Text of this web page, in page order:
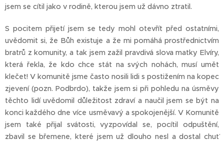
jsem se cítil jako v rodině, kterou jsem už dávno ztratil.
S pocitem přijetí jsem se tedy mohl otevřít před ostatními,
uvědomit si, že Bůh existuje a že mi pomáhá prostřednictvím
bratrů z komunity, a tak jsem zažil pravdivá slova matky Elvíry,
která řekla, že kdo chce stát na svých nohách, musí umět
klečet! V komunitě jsme často nosili lidi s postižením na kopec
zjevení (pozn. Podbrdo), takže jsem si při pohledu na úsměvy
těchto lidí uvědomil důležitost zdraví a naučil jsem se být na
konci každého dne více usměvavý a spokojenější. V Komunitě
jsem také přijal svátosti, vyzpovídal se, pocítil odpuštění,
zbavil se břemene, které jsem už dlouho nesl a dostal chuť